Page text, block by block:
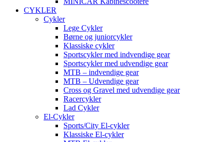
CYKLER
Cykler
Lege Cykler
Børne og juniorcykler
Klassiske cykler
Sportscykler med indvendige gear
Sportscykler med udvendige gear
MTB – indvendige gear
MTB – Udvendige gear
Cross og Gravel med udvendige gear
Racercykler
Lad Cykler
El-Cykler
Sports/City El-cykler
Klassiske El-cykler